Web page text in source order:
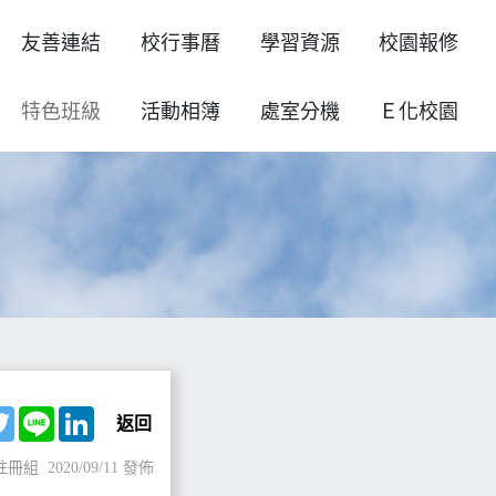
友善連結 校行事曆 學習資源 校園報修
特色班級 活動相簿 處室分機 Ｅ化校園
TwitterLine LinkedIn
返回
冊組 2020/09/11 發佈